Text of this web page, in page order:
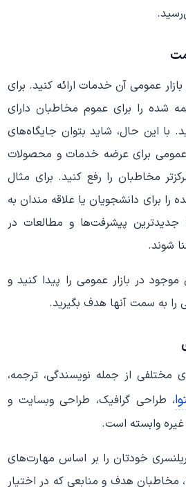
عمومی آن خدمات ارائه کنید. برای
شده را برای عموم مخاطبان دارای
با این حال، شاید بتوان جایگاه‌های
عمومی برای عرضه خدمات و محصولات
مخاطبان را رفع کنید. برای مثال
برای دانشجویان یا علاقه مندان به
جدیدترین پیشرفت‌ها و مطالعات در
شوند.
در بازار عمومی را پیدا کنید و
را به سمت آنها هدف بگیرید.
از جمله نویسندگی، ترجمه،
، طراحی گرافیک، طراحی وبسایت و
وابسته است.
خودتان را بر اساس مهارت‌های
هدف و منابعی که در اختیار